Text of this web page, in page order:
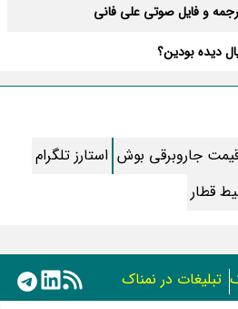
و فایل صوتی علی فانی
دیده بودین؟
در خانه
و ساده
با خط درشت و خوانا
انگیز برای زیبایی
یس بدون ترجمه
و فارسی خاص
جاروبرقی بوش استارز تلگرام
قطار
تبلیغات در نمناک